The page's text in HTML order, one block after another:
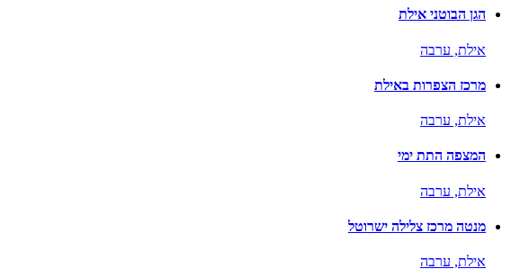
הגן הבוטני אילת
אילת, ערבה
מרכז הצפרות באילת
אילת, ערבה
המצפה התת ימי
אילת, ערבה
מנטה מרכז צלילה ישרוטל
אילת, ערבה